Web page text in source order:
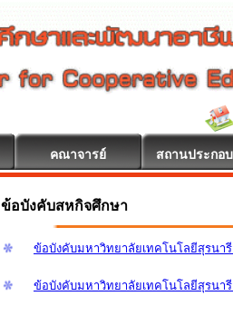
คณาจารย์ สถานประกอ
ข้อบังคับสหกิจศึกษา
ข้อบังคับมหาวิทยาลัยเทคโนโลยีสุรน
ข้อบังคับมหาวิทยาลัยเทคโนโลยีสุรน